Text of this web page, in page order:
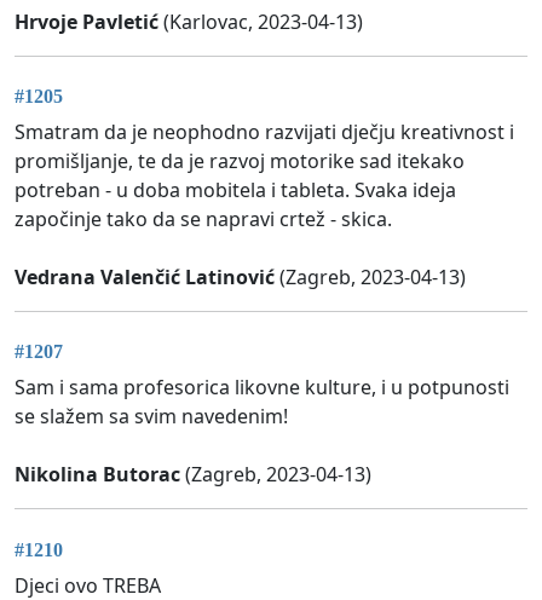
Hrvoje Pavletić(Karlovac, 2023-04-13)
#1205
Smatram da je neophodno razvijati dječju kreativnost i
promišljanje, te da je razvoj motorike sad itekako
potreban - u doba mobitela i tableta. Svaka ideja
započinje tako da se napravi crtež - skica.
Vedrana Valenčić Latinović(Zagreb, 2023-04-13)
#1207
Sam i sama profesorica likovne kulture, i u potpunosti
se slažem sa svim navedenim!
Nikolina Butorac(Zagreb, 2023-04-13)
#1210
Djeci ovo TREBA